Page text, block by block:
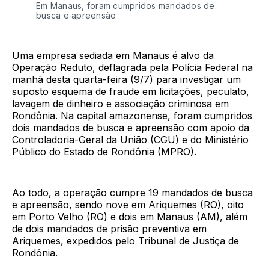
Em Manaus, foram cumpridos mandados de
busca e apreensão
Uma empresa sediada em Manaus é alvo da
Operação Reduto, deflagrada pela Polícia Federal na
manhã desta quarta-feira (9/7) para investigar um
suposto esquema de fraude em licitações, peculato,
lavagem de dinheiro e associação criminosa em
Rondônia. Na capital amazonense, foram cumpridos
dois mandados de busca e apreensão com apoio da
Controladoria-Geral da União (CGU) e do Ministério
Público do Estado de Rondônia (MPRO).
Ao todo, a operação cumpre 19 mandados de busca
e apreensão, sendo nove em Ariquemes (RO), oito
em Porto Velho (RO) e dois em Manaus (AM), além
de dois mandados de prisão preventiva em
Ariquemes, expedidos pelo Tribunal de Justiça de
Rondônia.